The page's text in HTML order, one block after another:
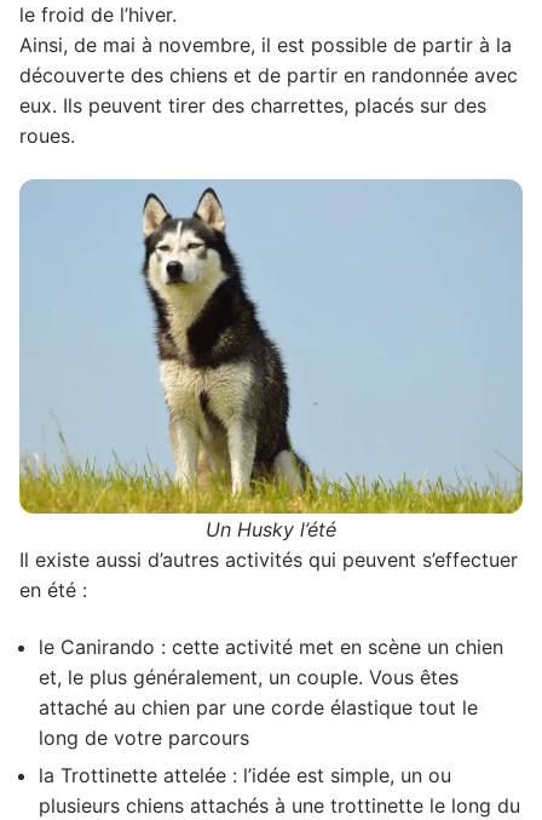
le froid de l’hiver.
Ainsi, de mai à novembre, il est possible de partir à la
découverte des chiens et de partir en randonnée avec
eux. Ils peuvent tirer des charrettes, placés sur des
roues.
Un Husky l’été
Il existe aussi d’autres activités qui peuvent s’effectuer
en été :
le Canirando : cette activité met en scène un chien
et, le plus généralement, un couple. Vous êtes
attaché au chien par une corde élastique tout le
long de votre parcours
la Trottinette attelée : l’idée est simple, un ou
plusieurs chiens attachés à une trottinette le long du